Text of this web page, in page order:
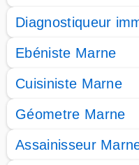
Diagnostiqueur
Ebéniste Marne
Cuisiniste Marne
Géometre Marne
Assainisseur